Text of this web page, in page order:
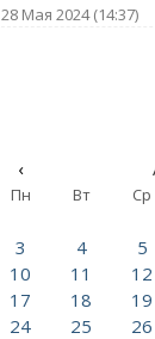
28 Мая 2024 (14:37)
‹
Пн Вт Ср
3
4 5
10
11 12
17
18 19
24
25 26